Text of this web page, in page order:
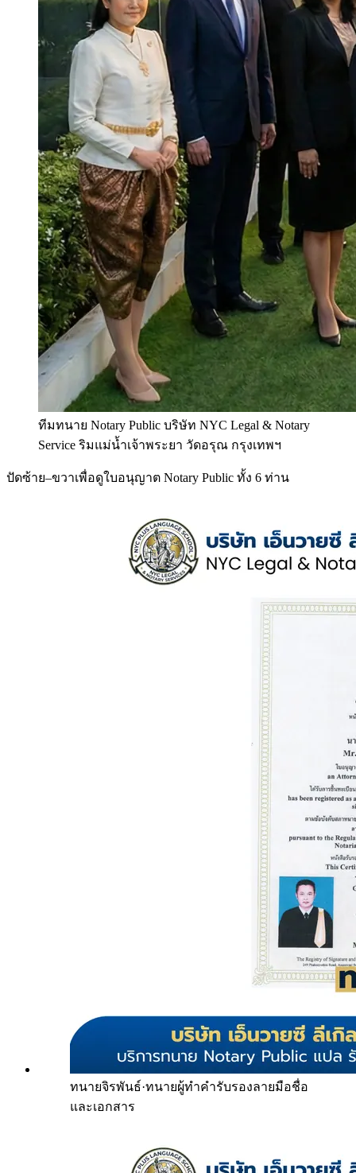
ทีมทนาย Notary Public บริษัท NYC Legal & Notary
Service ริมแม่น้ำเจ้าพระยา วัดอรุณ กรุงเทพฯ
ปัดซ้าย–ขวาเพื่อดูใบอนุญาต Notary Public ทั้ง 6 ท่าน
ทนายจิรพันธ์·ทนายผู้ทำคำรับรองลายมือชื่อ
และเอกสาร